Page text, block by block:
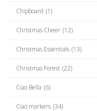
Chipboard (1)
Christmas Cheer (12)
Christmas Essentials (13)
Christmas Forest (22)
Ciao Bella (6)
Ciao markers (34)